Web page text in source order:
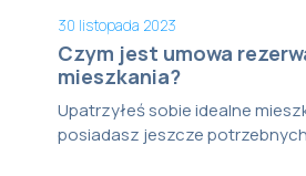
30 listopada 2023
Czym jest umowa
mieszkania?
Upatrzyłeś sobie idealne
posiadasz jeszcze